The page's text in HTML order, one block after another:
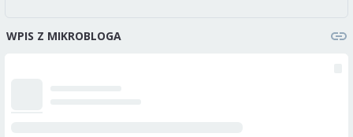
WPIS Z MIKROBLOGA